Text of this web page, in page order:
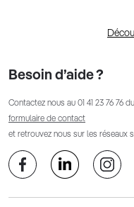
Besoin d’aide ?
Contactez nous au 01 41 23 76 76
formulaire de contact
et retrouvez nous sur les réseaux